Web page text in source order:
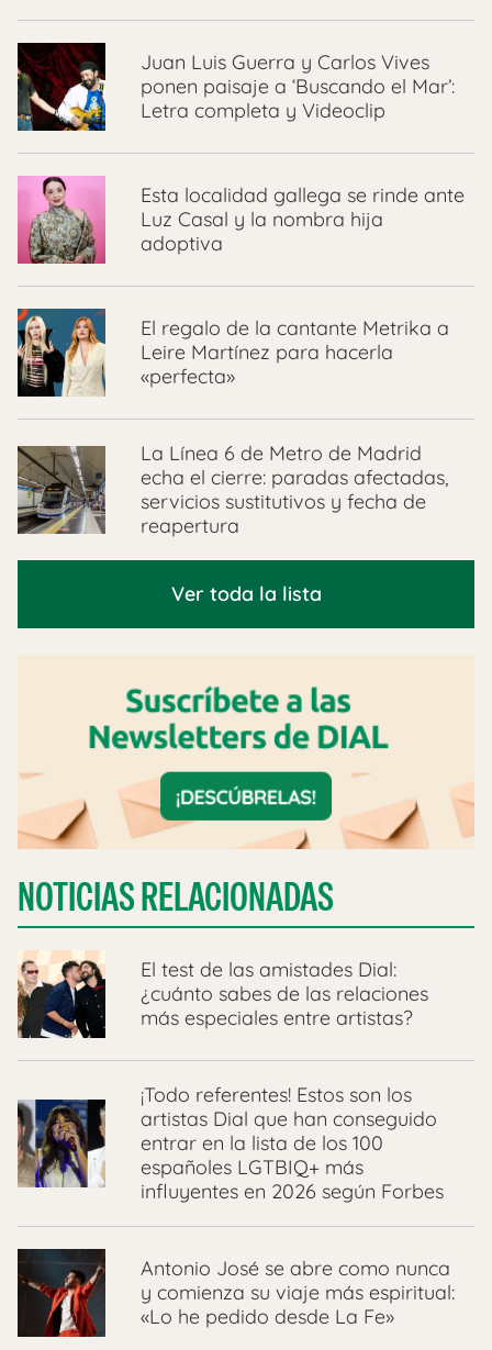
Juan Luis Guerra y Carlos Vives
ponen paisaje a ‘Buscando el Mar’:
Letra completa y Videoclip
Esta localidad gallega se rinde ante
Luz Casal y la nombra hija
adoptiva
El regalo de la cantante Metrika a
Leire Martínez para hacerla
«perfecta»
La Línea 6 de Metro de Madrid
echa el cierre: paradas afectadas,
servicios sustitutivos y fecha de
reapertura
Ver toda la lista
NOTICIAS RELACIONADAS
El test de las amistades Dial:
¿cuánto sabes de las relaciones
más especiales entre artistas?
¡Todo referentes! Estos son los
artistas Dial que han conseguido
entrar en la lista de los 100
españoles LGTBIQ+ más
influyentes en 2026 según Forbes
Antonio José se abre como nunca
y comienza su viaje más espiritual:
«Lo he pedido desde La Fe»